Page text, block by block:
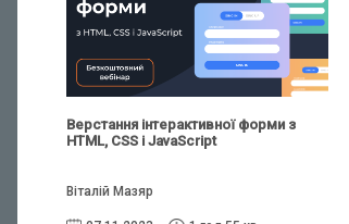
Верстання інтерактивної форми з
HTML, CSS і JavaScript
Віталій Мазяр